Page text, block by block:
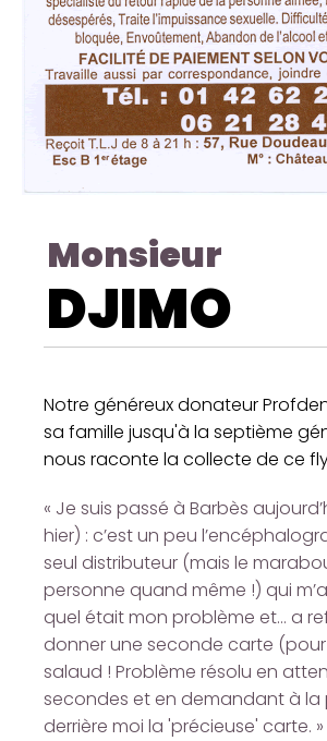
Monsieur
DJIMO
Notre généreux donateur
sa famille jusqu'à la septième
nous raconte la collecte de ce
« Je suis passé à Barbès
hier) : c’est un peu
seul distributeur (mais le
personne quand même !) qui
quel était mon problème et… a
donner une seconde carte (pour
salaud ! Problème résolu en
secondes et en demandant à la
derrière moi la 'précieuse' carte. »